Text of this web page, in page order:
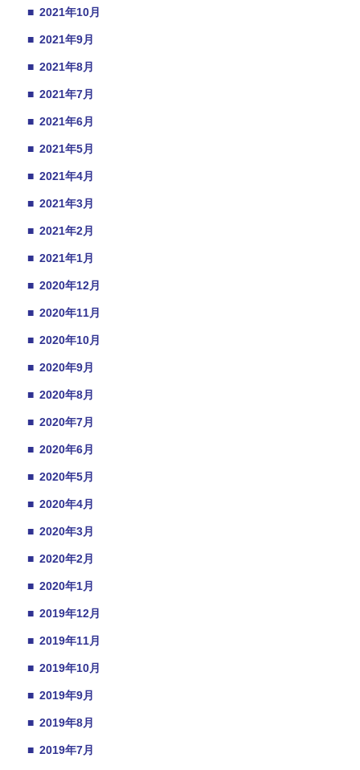
■ 2021年10月
■ 2021年9月
■ 2021年8月
■ 2021年7月
■ 2021年6月
■ 2021年5月
■ 2021年4月
■ 2021年3月
■ 2021年2月
■ 2021年1月
■ 2020年12月
■ 2020年11月
■ 2020年10月
■ 2020年9月
■ 2020年8月
■ 2020年7月
■ 2020年6月
■ 2020年5月
■ 2020年4月
■ 2020年3月
■ 2020年2月
■ 2020年1月
■ 2019年12月
■ 2019年11月
■ 2019年10月
■ 2019年9月
■ 2019年8月
■ 2019年7月